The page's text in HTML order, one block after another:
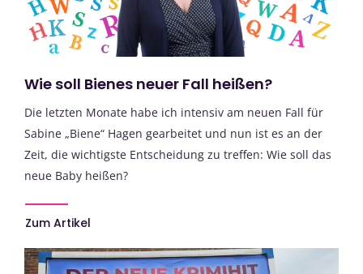
Wie soll Bienes neuer Fall heißen?
Die letzten Monate habe ich intensiv am neuen Fall für
Sabine „Biene“ Hagen gearbeitet und nun ist es an der
Zeit, die wichtigste Entscheidung zu treffen: Wie soll das
neue Baby heißen?
Zum Artikel